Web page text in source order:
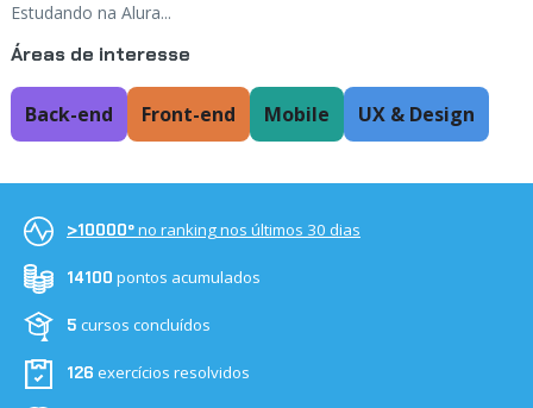
Estudando na Alura...
Áreas de interesse
Back-end Front-end Mobile UX & Design
>10000ºno ranking nos últimos 30 dias
14100 pontos acumulados
5 cursos concluídos
126 exercícios resolvidos